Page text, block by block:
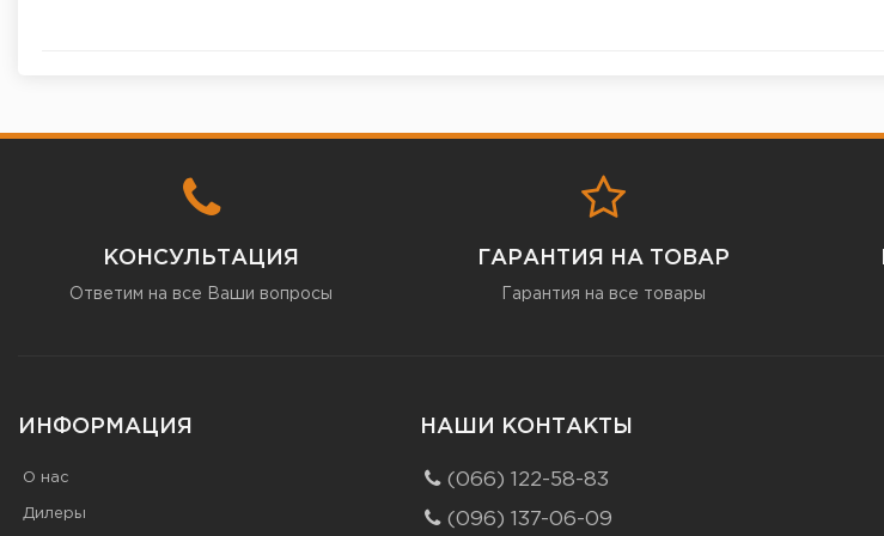
КОНСУЛЬТАЦИЯ
Ответим на все Ваши вопросы
ГАРАНТИЯ НА ТОВАР
Гарантия на все товары
ИНФОРМАЦИЯ
О нас
Дилеры
НАШИ КОНТАКТЫ
(066) 122-58-83
(096) 137-06-09